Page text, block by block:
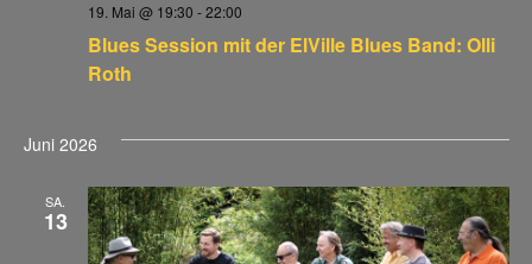
Blues Session mit der ElVille Blues Band: Olli
Roth
19. Mai @ 19:30 -22:00
Juni 2026
SA.
13